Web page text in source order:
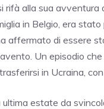
rifà alla sua
in Belgio, era stato
affermato di essere
Un episodio
in Ucraina,
estate da